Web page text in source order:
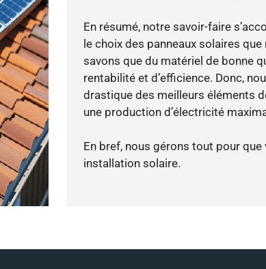
En résumé, notre savoir-faire
le choix des panneaux solaires
savons que du matériel de bonne
rentabilité et d’efficience. Donc,
drastique des meilleurs éléments
une production d’électricité
En bref, nous gérons tout pour
installation solaire.